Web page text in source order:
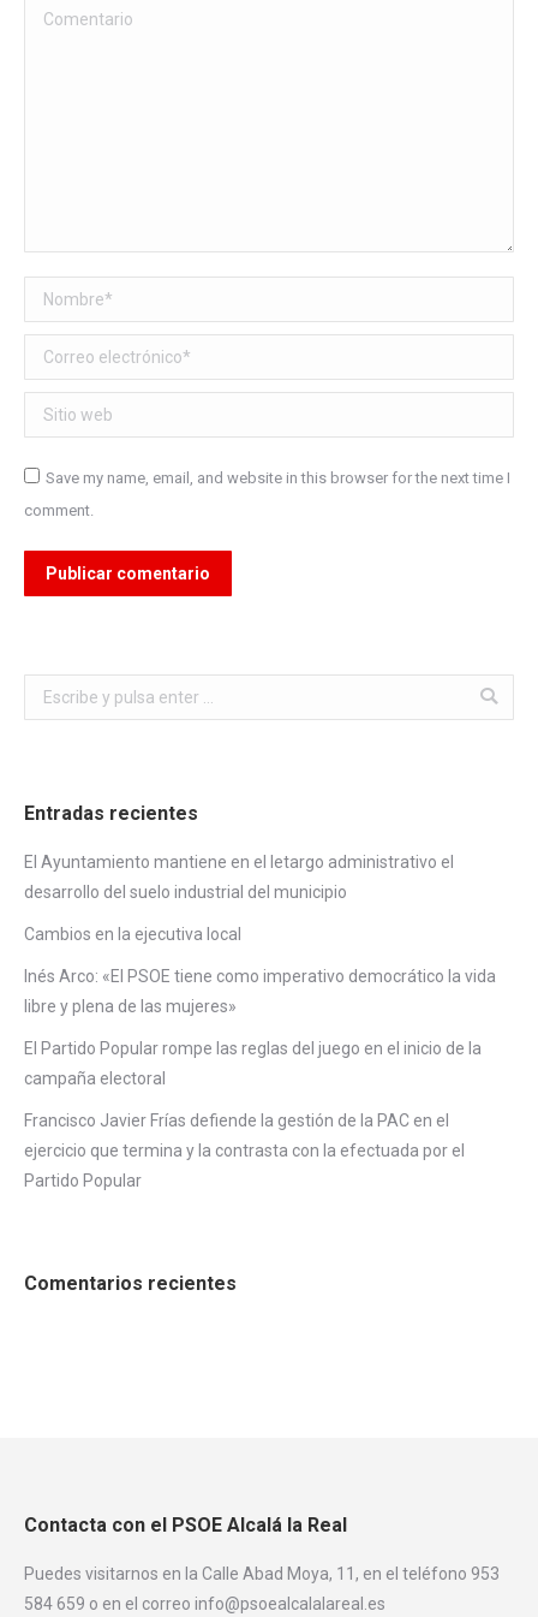
Comentario
Nombre *
Correo electrónico *
Sitio web
Save my name, email, and website in this browser for the next time I
comment.
Publicar comentario
Buscar:
Entradas recientes
El Ayuntamiento mantiene en el letargo administrativo el
desarrollo del suelo industrial del municipio
Cambios en la ejecutiva local
Inés Arco: «El PSOE tiene como imperativo democrático la vida
libre y plena de las mujeres»
El Partido Popular rompe las reglas del juego en el inicio de la
campaña electoral
Francisco Javier Frías defiende la gestión de la PAC en el
ejercicio que termina y la contrasta con la efectuada por el
Partido Popular
Comentarios recientes
Contacta con el PSOE Alcalá la Real
Puedes visitarnos en la Calle Abad Moya, 11, en el teléfono 953
584 659 o en el correo info@psoealcalalareal.es